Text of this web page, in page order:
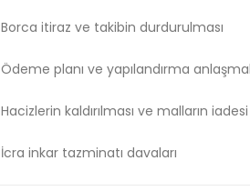
Borca itiraz ve takibin durdurulması
Ödeme planı ve yapılandırma
Hacizlerin kaldırılması ve malların iadesi
İcra inkar tazminatı davaları